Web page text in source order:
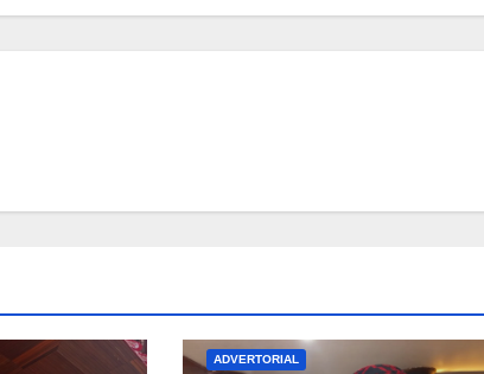
ADVERTORIAL